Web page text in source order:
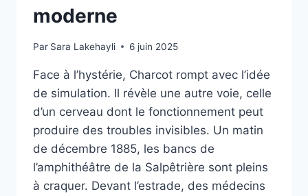
moderne
Par Sara Lakehayli 6 juin 2025
Face à l’hystérie, Charcot rompt avec l’idée
de simulation. Il révèle une autre voie, celle
d’un cerveau dont le fonctionnement peut
produire des troubles invisibles. Un matin
de décembre 1885, les bancs de
l’amphithéâtre de la Salpêtrière sont pleins
à craquer. Devant l’estrade, des médecins